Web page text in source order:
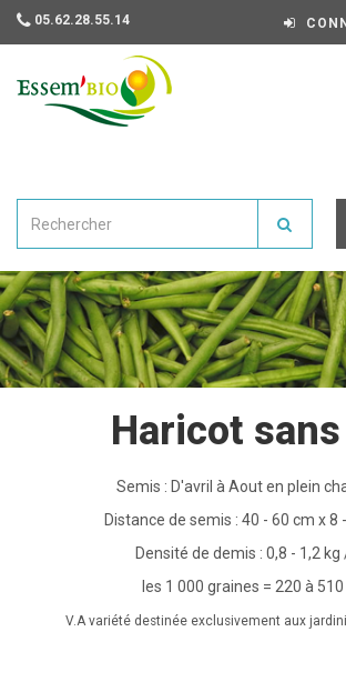
05.62.28.55.14
Haricot sans
Semis : D'avril à Aout en plein
Distance de semis : 40 - 60 cm x 8
Densité de demis : 0,8 - 1,2 kg
les 1 000 graines = 220 à 510
V.A variété destinée exclusivement aux